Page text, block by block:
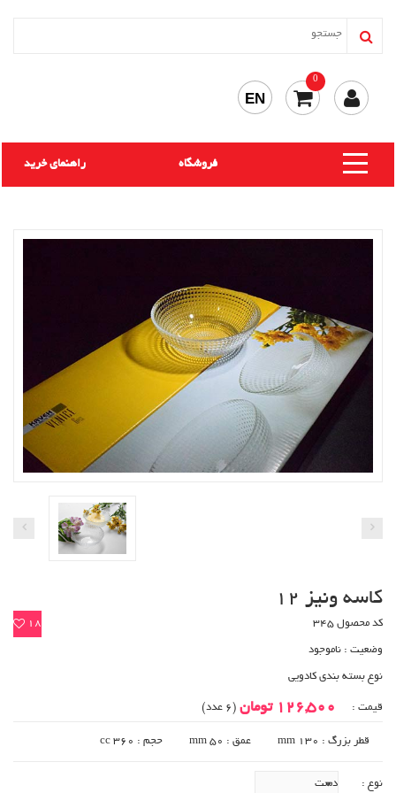
0
EN
راهنمای خرید فروشگاه
کاسه ونیز 12
18 کد محصول 345
وضعیت : ناموجود
نوع بسته بندی کادویی
قیمت : 126,500 تومان (6 عدد)
قطر بزرگ : 130 mm عمق : 50 mm حجم : 360 cc
نوع :